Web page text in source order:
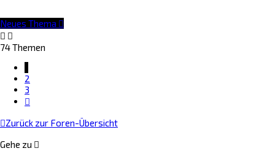
Neues Thema
74 Themen
2
3
Zurück zur Foren-Übersicht
Gehe zu